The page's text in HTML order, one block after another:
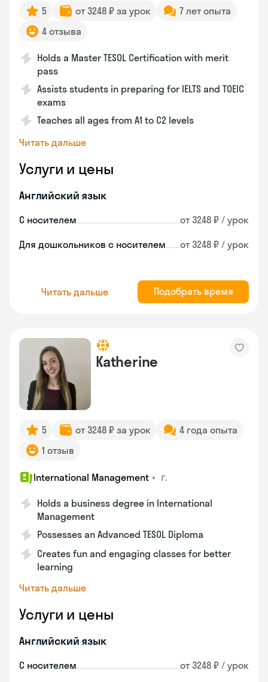
5 от 3248 ₽ за урок
7 лет опыта
4 отзыва
Holds a Master TESOL Certification with merit
pass
Assists students in preparing for IELTS and TOEIC
exams
Teaches all ages from A1 to C2 levels
Читать дальше
Услуги и цены
Английский язык
С носителем от 3248 ₽ / урок
Для дошкольников с носителем от 3248 ₽ / урок
Читать дальше Подобрать время
Katherine
5 от 3248 ₽ за урок
4 года опыта
1 отзыв
International Management • г.
Holds a business degree in International
Management
Possesses an Advanced TESOL Diploma
Creates fun and engaging classes for better
learning
Читать дальше
Услуги и цены
Английский язык
С носителем от 3248 ₽ / урок